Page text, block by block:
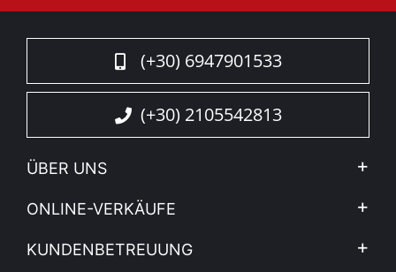
(+30) 6947901533
(+30) 2105542813
ÜBER UNS
Firma
Sehen Sie unsere Nachrichten
ONLINE-VERKÄUFE
Mein Konto
KUNDENBETREUUNG